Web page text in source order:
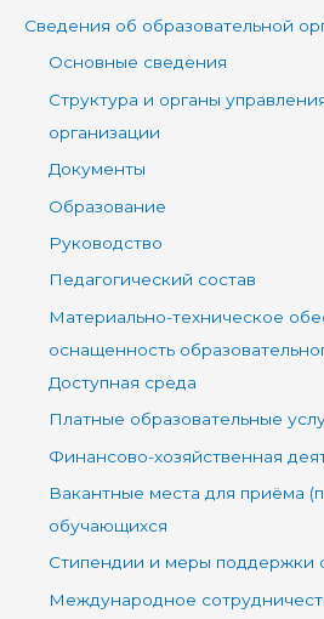
с
Сведения об образовательной
Основные сведения
Структура и органы
организации
Документы
Образование
Руководство
Педагогический состав
Материально-техническое
оснащенность
Доступная среда
Платные образовательные
Финансово-хозяйственная
Вакантные места для приёма
обучающихся
Стипендии и меры поддержки
Международное